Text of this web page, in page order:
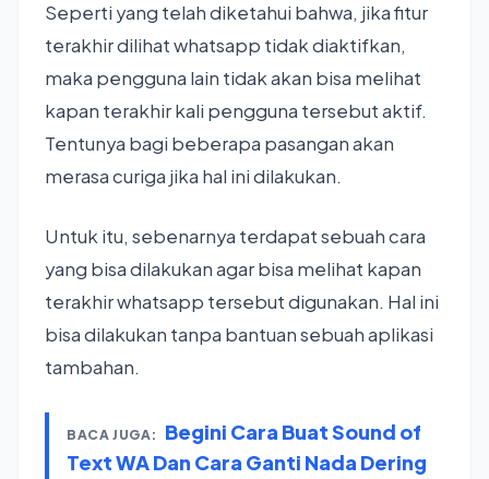
Seperti yang telah diketahui bahwa, jika fitur
terakhir dilihat whatsapp tidak diaktifkan,
maka pengguna lain tidak akan bisa melihat
kapan terakhir kali pengguna tersebut aktif.
Tentunya bagi beberapa pasangan akan
merasa curiga jika hal ini dilakukan.
Untuk itu, sebenarnya terdapat sebuah cara
yang bisa dilakukan agar bisa melihat kapan
terakhir whatsapp tersebut digunakan. Hal ini
bisa dilakukan tanpa bantuan sebuah aplikasi
tambahan.
BACA JUGA:
Begini Cara Buat Sound of
Text WA Dan Cara Ganti Nada Dering